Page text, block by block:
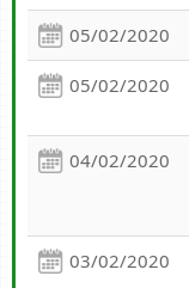
05/02/2020
05/02/2020
04/02/2020
03/02/2020